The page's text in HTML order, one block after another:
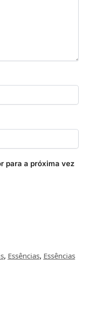
para a próxima vez
, Essências, Essências